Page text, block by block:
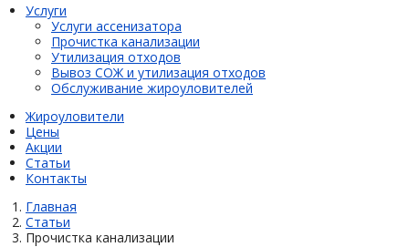
Услуги
Услуги ассенизатора
Прочистка канализации
Утилизация отходов
Вывоз СОЖ и утилизация отходов
Обслуживание жироуловителей
Жироуловители
Цены
Акции
Статьи
Контакты
Главная
Статьи
Прочистка канализации